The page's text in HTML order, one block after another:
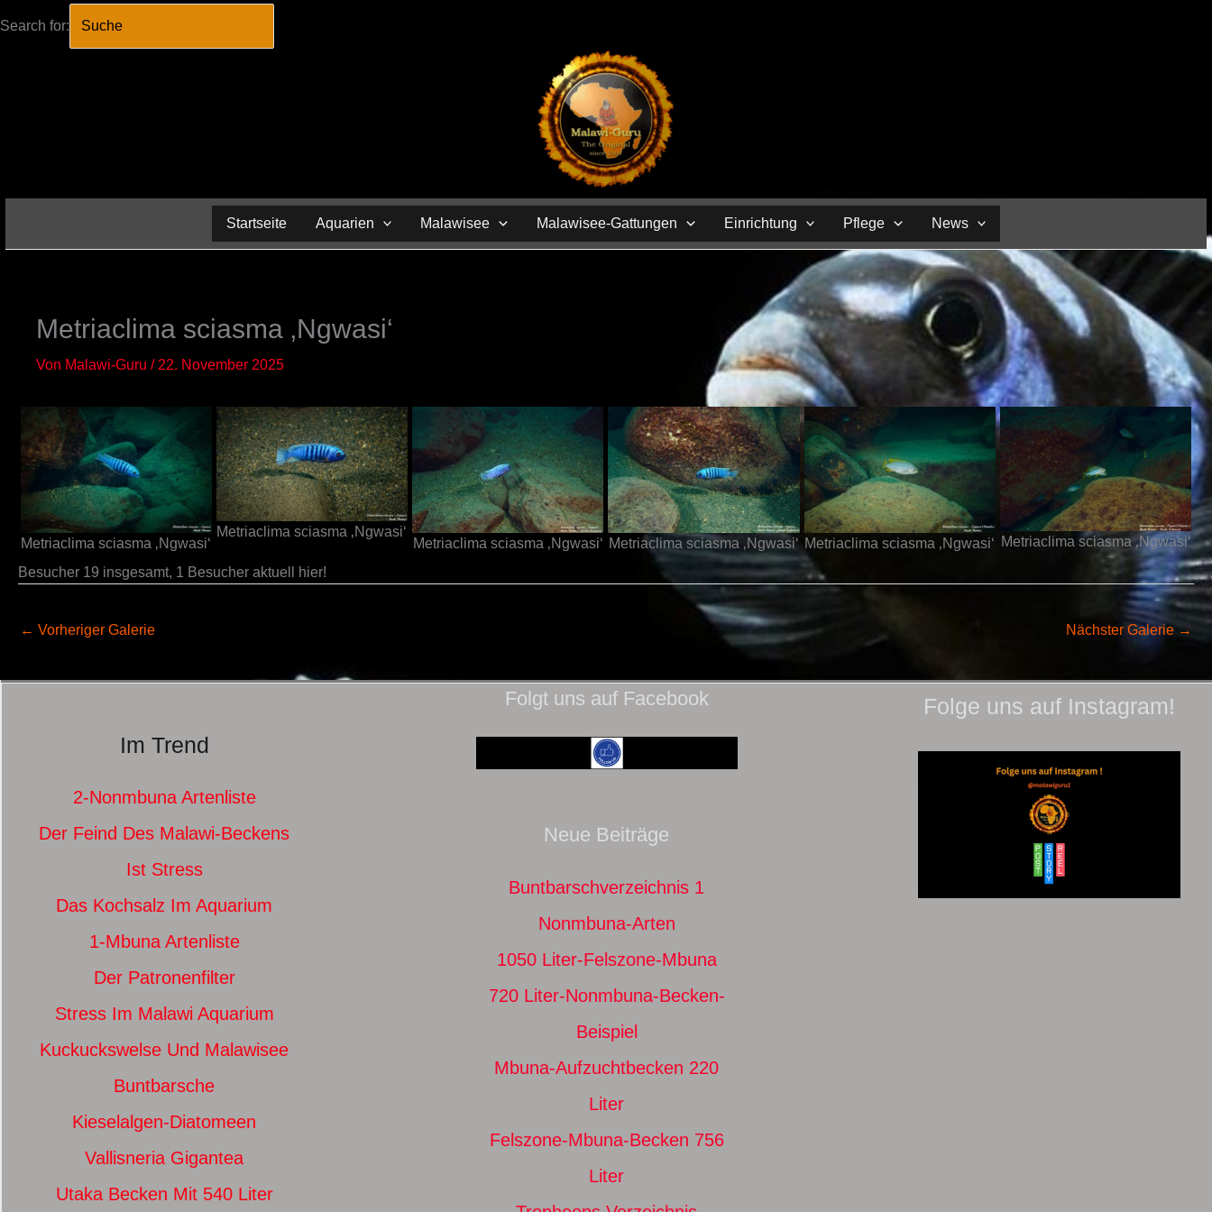
Search for:
Startseite Aquarien Malawisee Malawisee-Gattungen Einrichtung Pflege News
Metriaclima sciasma ‚Ngwasi‘
Von Malawi-Guru / 22. November 2025
Metriaclima sciasma ‚Ngwasi‘
Metriaclima sciasma ‚Ngwasi‘
Metriaclima sciasma ‚Ngwasi‘ Metriaclima sciasma ‚Ngwasi‘ Metriaclima sciasma ‚Ngwasi‘ Metriaclima sciasma ‚Ngwasi‘
Besucher 19 insgesamt, 1 Besucher aktuell hier!
← Vorheriger Galerie Nächster Galerie→
Im Trend
2-Nonmbuna Artenliste
Der Feind Des Malawi-Beckens
Ist Stress
Das Kochsalz Im Aquarium
1-Mbuna Artenliste
Der Patronenfilter
Stress Im Malawi Aquarium
Kuckuckswelse Und Malawisee
Buntbarsche
Kieselalgen-Diatomeen
Vallisneria Gigantea
Utaka Becken Mit 540 Liter
Folgt uns auf Facebook
Neue Beiträge
Buntbarschverzeichnis 1
Nonmbuna-Arten
1050 Liter-Felszone-Mbuna
720 Liter-Nonmbuna-Becken-
Beispiel
Mbuna-Aufzuchtbecken 220
Liter
Felszone-Mbuna-Becken 756
Liter
Folge uns auf Instagram!